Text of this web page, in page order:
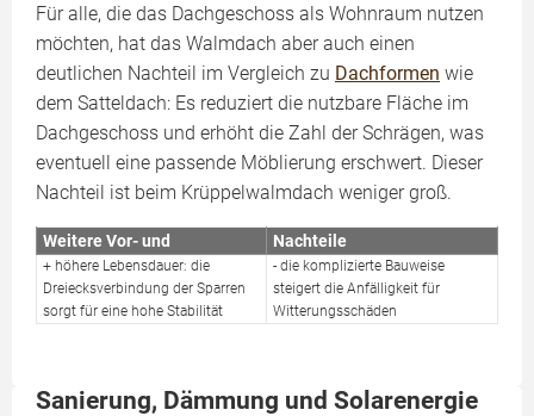
Für alle, die das Dachgeschoss als Wohnraum nutzen
möchten, hat das Walmdach aber auch einen
deutlichen Nachteil im Vergleich zu Dachformen wie
dem Satteldach: Es reduziert die nutzbare Fläche im
Dachgeschoss und erhöht die Zahl der Schrägen, was
eventuell eine passende Möblierung erschwert. Dieser
Nachteil ist beim Krüppelwalmdach weniger groß.
Weitere Vor- und Nachteile
+ höhere Lebensdauer: die
Dreiecksverbindung der Sparren
sorgt für eine hohe Stabilität
- die komplizierte Bauweise
steigert die Anfälligkeit für
Witterungsschäden
Sanierung, Dämmung und Solarenergie